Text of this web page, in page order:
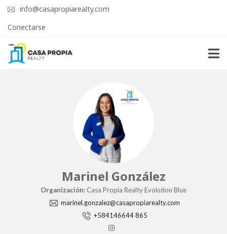
info@casapropiarealty.com
Conectarse
Marinel González
Organización: Casa Propia Realty Evolution Blue
marinel.gonzalez@casapropiarealty.com
+584146644 865